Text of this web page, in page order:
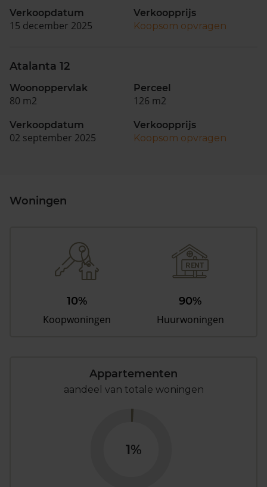
Verkoopdatum
15 december 2025
Verkoopprijs
Koopsom opvragen
Atalanta 12
Woonoppervlak
80 m2
Perceel
126 m2
Verkoopdatum
02 september 2025
Verkoopprijs
Koopsom opvragen
Woningen
10%
Koopwoningen
90%
Huurwoningen
Appartementen
aandeel van totale woningen
1%